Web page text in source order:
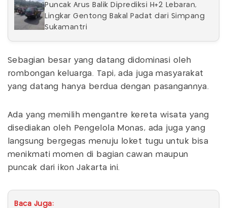
Puncak Arus Balik Diprediksi H+2 Lebaran,
Lingkar Gentong Bakal Padat dari Simpang
Sukamantri
Sebagian besar yang datang didominasi oleh
rombongan keluarga. Tapi, ada juga masyarakat
yang datang hanya berdua dengan pasangannya.
Ada yang memilih mengantre kereta wisata yang
disediakan oleh Pengelola Monas, ada juga yang
langsung bergegas menuju loket tugu untuk bisa
menikmati momen di bagian cawan maupun
puncak dari ikon Jakarta ini.
Baca Juga: